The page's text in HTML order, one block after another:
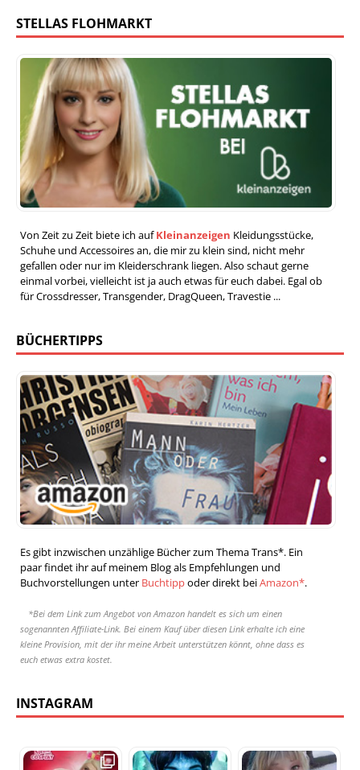
STELLAS FLOHMARKT
Von Zeit zu Zeit biete ich aufKleinanzeigen Kleidungsstücke,
Schuhe und Accessoires an, die mir zu klein sind, nicht mehr
gefallen oder nur im Kleiderschrank liegen. Also schaut gerne
einmal vorbei, vielleicht ist ja auch etwas für euch dabei. Egal ob
für Crossdresser, Transgender, DragQueen, Travestie ...
BÜCHERTIPPS
Es gibt inzwischen unzählige Bücher zum Thema Trans*. Ein
paar findet ihr auf meinem Blog als Empfehlungen und
Buchvorstellungen unter Buchtippoder direkt beiAmazon*.
*Bei dem Link zum Angebot von Amazon handelt es sich um einen
sogenannten Affiliate-Link. Bei einem Kauf über diesen Link erhalte ich eine
kleine Provision, mit der ihr meine Arbeit unterstützen könnt, ohne dass es
euch etwas extra kostet.
INSTAGRAM